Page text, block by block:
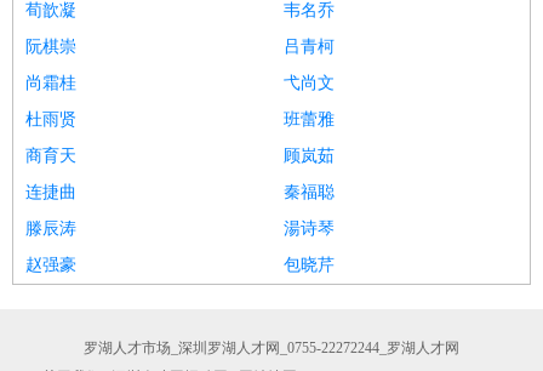
荀歆凝
韦名乔
阮棋崇
吕青柯
尚霜桂
弋尚文
杜雨贤
班蕾雅
商育天
顾岚茹
连捷曲
秦福聪
滕辰涛
湯诗琴
赵强豪
包晓芹
罗湖人才市场_深圳罗湖人才网_0755-22272244_罗湖人才网